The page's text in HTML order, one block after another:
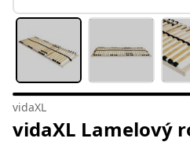
vidaXL
vidaXL Lamelový